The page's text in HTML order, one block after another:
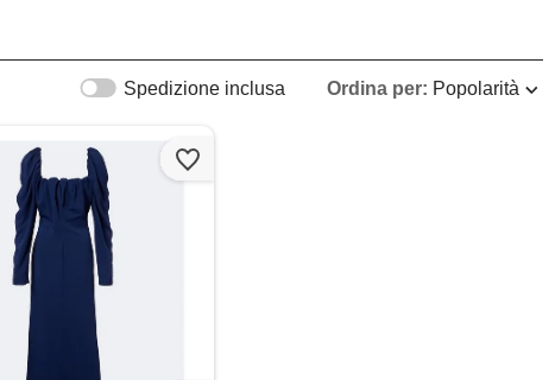
Ordina per: Popolarità
Spedizione inclusa